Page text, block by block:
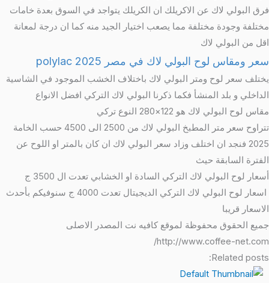
فرق البولي لاك عن الاكريلك ان الكريلك يتواجد في السوق بعدة خامات
مختلفة وجودة مختلفة مما يصعب اختيار الجيد منه كما ان درجة لمعانة
اقل من البولي لاك
سعر ومقاس لوح البولي لاك في مصر 2025 polylac
يختلف سعر لوح ومتر البولي لاك باختلاف الخشب الموجود في الشاسية
الداخلي و بلد المنشأ فكما ذكرنا البولي لاك التركي افضل الانواع
مقاس لوح البولي لاك هو 122×280 النوع تركي
تتراوح سعر متر المطبخ البولي لاك من 2500 الى 4500 حسب الخامة
2025 فنجد ان اختلف وزاد سعر البولي لاك ان كان بالمتر او اللوح عن
الفترة السابقة حيث
أسعار لوح البولي لاك التركي السادة او الخشابي تعدت ال 3500 ج
اسعار لوح البولي لاك التركي الديجيتال تعدت 4000 ج سنوفيكم بأحدث
الاسعار قريبا
جميع الحقوق محفوظة لموقع كافيه نت المصدر الاصلى
http://www.coffee-net.com/
Related posts: